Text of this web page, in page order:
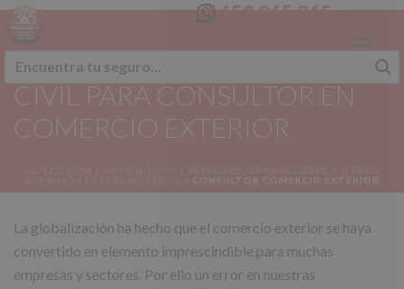
658 365 365
SEGURO RESPONSABILIDAD
CIVIL PARA CONSULTOR EN
COMERCIO EXTERIOR
/ /
/ CONSULTOR COMERCIO EXTERIOR
La globalización ha hecho que el comercio exterior se haya
convertido en elemento imprescindible para muchas
empresas y sectores. Por ello un error en nuestras